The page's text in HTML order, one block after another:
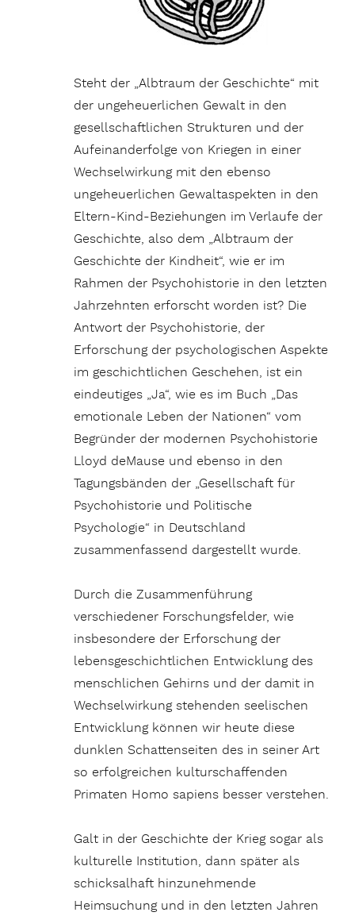
Steht der „Albtraum der Geschichte“ mit
der ungeheuerlichen Gewalt in den
gesellschaftlichen Strukturen und der
Aufeinanderfolge von Kriegen in einer
Wechselwirkung mit den ebenso
ungeheuerlichen Gewaltaspekten in den
Eltern-Kind-Beziehungen im Verlaufe der
Geschichte, also dem „Albtraum der
Geschichte der Kindheit“, wie er im
Rahmen der Psychohistorie in den letzten
Jahrzehnten erforscht worden ist? Die
Antwort der Psychohistorie, der
Erforschung der psychologischen Aspekte
im geschichtlichen Geschehen, ist ein
eindeutiges „Ja“, wie es im Buch „Das
emotionale Leben der Nationen“ vom
Begründer der modernen Psychohistorie
Lloyd deMause und ebenso in den
Tagungsbänden der „Gesellschaft für
Psychohistorie und Politische
Psychologie“ in Deutschland
zusammenfassend dargestellt wurde.
Durch die Zusammenführung
verschiedener Forschungsfelder, wie
insbesondere der Erforschung der
lebensgeschichtlichen Entwicklung des
menschlichen Gehirns und der damit in
Wechselwirkung stehenden seelischen
Entwicklung können wir heute diese
dunklen Schattenseiten des in seiner Art
so erfolgreichen kulturschaffenden
Primaten Homo sapiens besser verstehen.
Galt in der Geschichte der Krieg sogar als
kulturelle Institution, dann später als
schicksalhaft hinzunehmende
Heimsuchung und in den letzten Jahren